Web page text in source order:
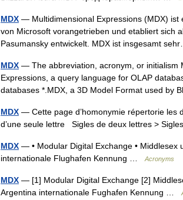
MDX — Multidimensional Expressions (MDX) ist
von Microsoft vorangetrieben und etabliert sich
Pasumansky entwickelt. MDX ist insgesamt
MDX — The abbreviation, acronym, or initialism
Expressions, a query language for OLAP
databases *.MDX, a 3D Model Format used
MDX — Cette page d’homonymie répertorie
d’une seule lettre Sigles de deux lettres >
MDX — • Modular Digital Exchange • Middlesex
internationale Flughafen Kennung …
Acronyms
MDX — [1] Modular Digital Exchange [2]
Argentina internationale Fughafen Kennung …